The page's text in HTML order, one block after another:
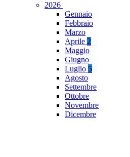
2026
Gennaio
Febbraio
Marzo
Aprile 2
Maggio
Giugno
Luglio 5
Agosto
Settembre
Ottobre
Novembre
Dicembre